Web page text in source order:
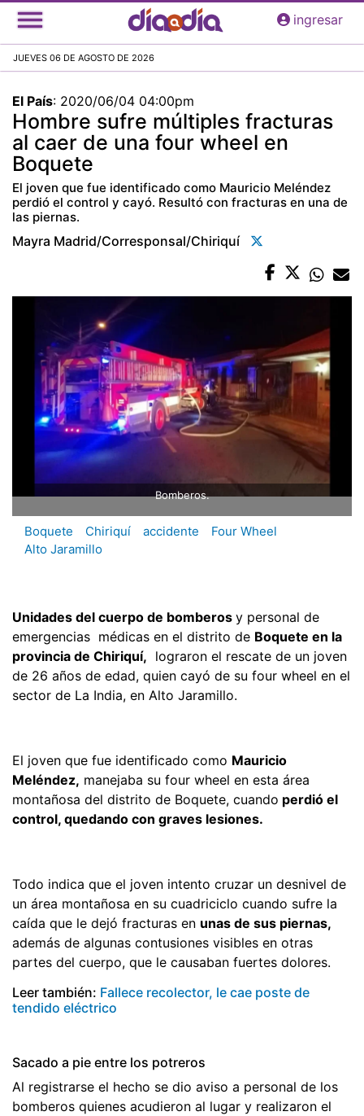
Pasar
al
principal
ingresar
JUEVES 06 DE AGOSTO DE 2026
El País: 2020/06/04 04:00pm
Hombre sufre múltiples fracturas
al caer de una four wheel en
Boquete
El joven que fue identificado como Mauricio Meléndez
perdió el control y cayó. Resultó con fracturas en una de
las piernas.
Mayra Madrid/corresponsal/chiriquí
Bomberos.
Boquete Chiriquí accidente
Four Wheel
Alto Jaramillo
Unidades del cuerpo de bomberos y personal de
emergencias médicas en el distrito de Boquete en la
provincia de Chiriquí, lograron el rescate de un joven
de 26 años de edad, quien cayó de su four wheel en el
sector de La India, en Alto Jaramillo.
El joven que fue identificado como Mauricio
Meléndez, manejaba su four wheel en esta área
montañosa del distrito de Boquete, cuando perdió el
control, quedando con graves lesiones.
Todo indica que el joven intento cruzar un desnivel de
un área montañosa en su cuadriciclo cuando sufre la
caída que le dejó fracturas en unas de sus piernas,
además de algunas contusiones visibles en otras
partes del cuerpo, que le causaban fuertes dolores.
Leer también: Fallece recolector, le cae poste de
tendido eléctrico
Sacado a pie entre los potreros
Al registrarse el hecho se dio aviso a personal de los
bomberos quienes acudieron al lugar y realizaron el